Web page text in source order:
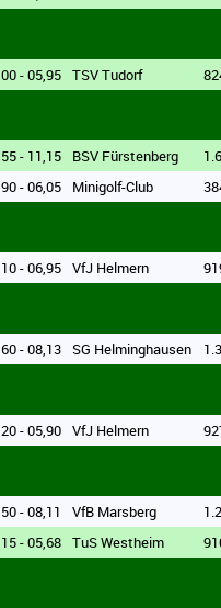
- 05,95 TSV Tudorf
- 11,15 BSV Fürstenberg
- 06,05 Minigolf-Club
- 06,95 VfJ Helmern
- 08,13 SG Helminghausen
- 05,90 VfJ Helmern
- 08,11 VfB Marsberg
- 05,68 TuS Westheim